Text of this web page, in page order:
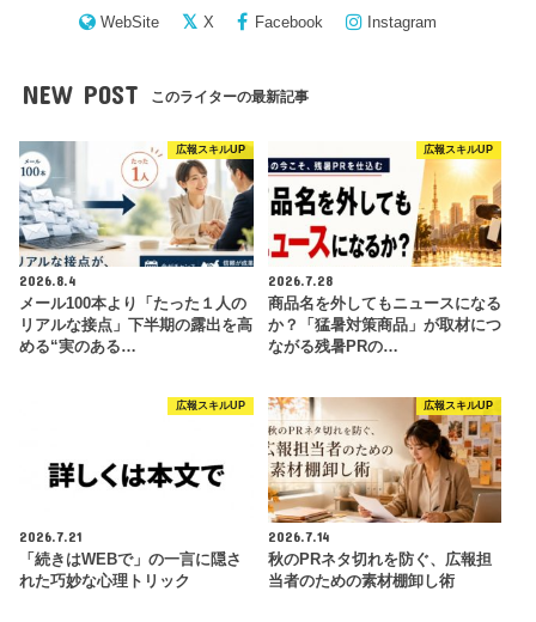
WebSite X Facebook Instagram
NEW POST このライターの最新記事
広報スキルUP
2026.8.4
メール100本より「たった１人の
リアルな接点」下半期の露出を高
める“実のある…
広報スキルUP
2026.7.28
商品名を外してもニュースになる
か？「猛暑対策商品」が取材につ
ながる残暑PRの…
広報スキルUP
2026.7.21
「続きはWEBで」の一言に隠さ
れた巧妙な心理トリック
広報スキルUP
2026.7.14
秋のPRネタ切れを防ぐ、広報担
当者のための素材棚卸し術